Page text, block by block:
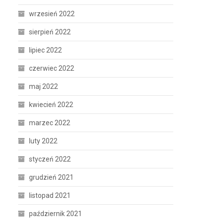
wrzesień 2022
sierpień 2022
lipiec 2022
czerwiec 2022
maj 2022
kwiecień 2022
marzec 2022
luty 2022
styczeń 2022
grudzień 2021
listopad 2021
październik 2021